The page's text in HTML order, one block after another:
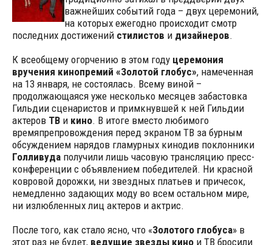
важнейших событий года – двух церемоний,
на которых ежегодно происходит смотр
последних достижений стилистов и дизайнеров.
К всеобщему огорчению в этом году церемония
вручения кинопремий «Золотой глобус», намеченная
на 13 января, не состоялась. Всему виной –
продолжающаяся уже несколько месяцев забастовка
Гильдии сценаристов и примкнувшей к ней Гильдии
актеров ТВи кино. В итоге вместо любимого
времяпрепровождения перед экраном ТВ за бурным
обсуждением нарядов гламурных кинодив поклонники
Голливудаполучили лишь часовую трансляцию пресс-
конференции с объявлением победителей. Ни красной
ковровой дорожки, ни звездных платьев и причесок,
немедленно задающих моду во всем остальном мире,
ни излюбленных лиц актеров и актрис.
После того, как стало ясно, что «Золотого глобуса» в
этот раз не будет, ведущие звезды кинои ТВ бросили